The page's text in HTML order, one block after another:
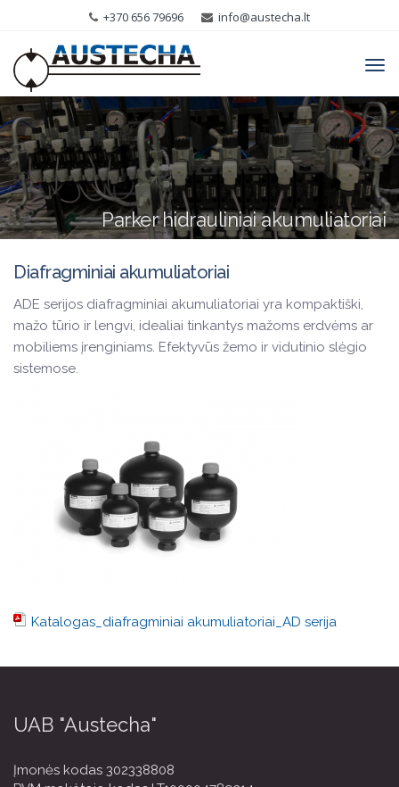
+370 656 79696 info@austecha.lt
Parker hidrauliniai akumuliatoriai
Diafragminiai akumuliatoriai
ADE serijos diafragminiai akumuliatoriai yra kompaktiški,
mažo tūrio ir lengvi, idealiai tinkantys mažoms erdvėms ar
mobiliems įrenginiams. Efektyvūs žemo ir vidutinio slėgio
sistemose.
Katalogas_diafragminiai akumuliatoriai_AD serija
UAB "Austecha"
Įmonės kodas 302338808